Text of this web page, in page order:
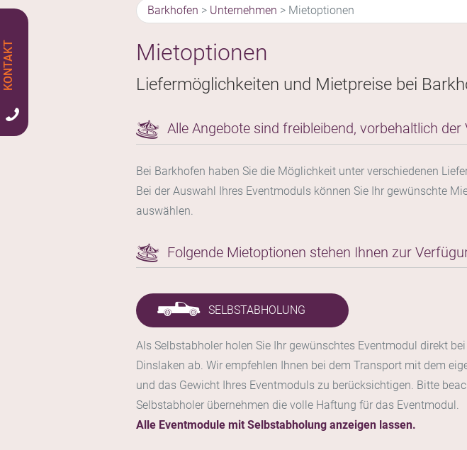
Barkhofen > Unternehmen > Mietoptionen
Mietoptionen
Liefermöglichkeiten und Mietpreise bei
Alle Angebote sind freibleibend, vorbehaltlich der
Bei Barkhofen haben Sie die Möglichkeit unter verschiedenen
Bei der Auswahl Ihres Eventmoduls können Sie Ihr gewünschte
auswählen.
Folgende Mietoptionen stehen Ihnen zur
SELBSTABHOLUNG
Als Selbstabholer holen Sie Ihr gewünschtes Eventmodul direkt
Dinslaken ab. Wir empfehlen Ihnen bei dem Transport mit dem
und das Gewicht Ihres Eventmoduls zu berücksichtigen. Bitte
Selbstabholer übernehmen die volle Haftung für das Eventmodul.
Alle Eventmodule mit Selbstabholung anzeigen lassen.